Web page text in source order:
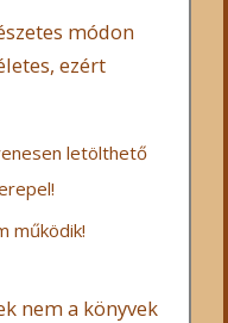
módon
ezért
letölthető
működik!
nem a könyvek